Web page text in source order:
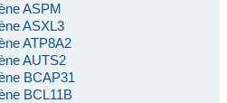
ASPM
ASXL3
ATP8A2
AUTS2
BCAP31
BCL11B